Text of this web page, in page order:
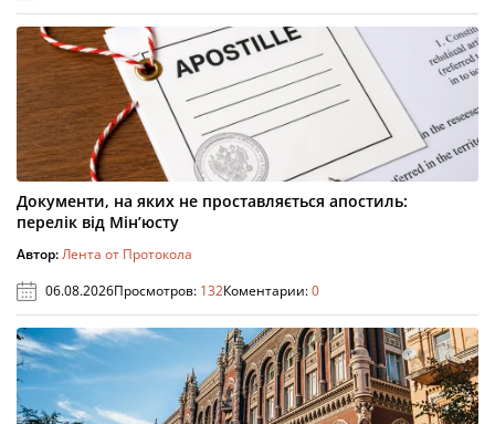
Документи, на яких не проставляється апостиль:
перелік від Мін’юсту
Автор:Лента от Протокола
06.08.2026Просмотров: 132Коментарии:0